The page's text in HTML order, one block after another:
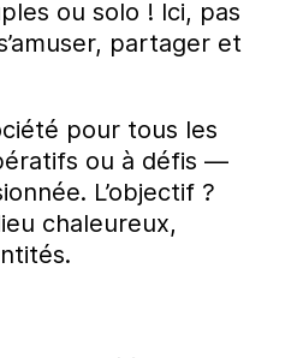
ou solo ! Ici, pas
partager et
pour tous les
ou à défis —
L’objectif ?
chaleureux,